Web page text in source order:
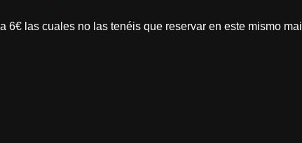
6€ las cuales no las tenéis que reservar en este mismo mail